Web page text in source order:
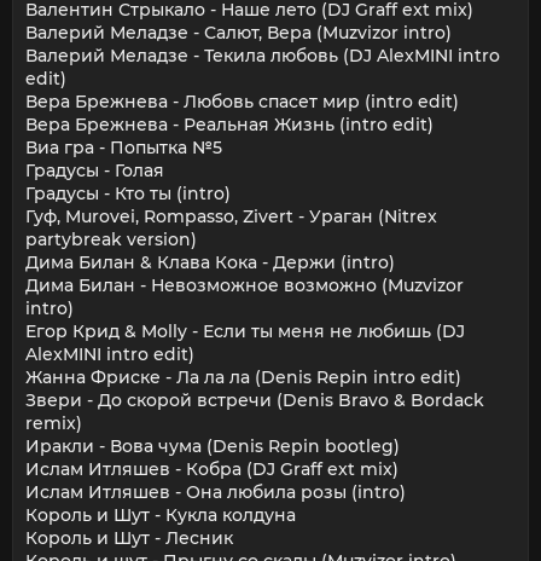
Валентин Стрыкало - Наше лето (DJ Graff ext mix)
Валерий Меладзе - Салют, Вера (Muzvizor intro)
Валерий Меладзе - Текила любовь (DJ AlexMINI intro
edit)
Вера Брежнева - Любовь спасет мир (intro edit)
Вера Брежнева - Реальная Жизнь (intro edit)
Виа гра - Попытка №5
Градусы - Голая
Градусы - Кто ты (intro)
Гуф, Murovei, Rompasso, Zivert - Ураган (Nitrex
partybreak version)
Дима Билан & Клава Кока - Держи (intro)
Дима Билан - Невозможное возможно (Muzvizor
intro)
Егор Крид & Molly - Если ты меня не любишь (DJ
AlexMINI intro edit)
Жанна Фриске - Ла ла ла (Denis Repin intro edit)
Звери - До скорой встречи (Denis Bravo & Bordack
remix)
Иракли - Вова чума (Denis Repin bootleg)
Ислам Итляшев - Кобра (DJ Graff ext mix)
Ислам Итляшев - Она любила розы (intro)
Король и Шут - Кукла колдуна
Король и Шут - Лесник